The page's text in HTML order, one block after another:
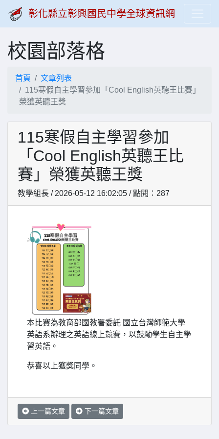
彰化縣立彰興國民中學全球資訊網
校園部落格
首頁
文章列表
115寒假自主學習參加「Cool English英聽王比賽」
榮獲英聽王獎
115寒假自主學習參加
「Cool English英聽王比
賽」榮獲英聽王獎
教學組長 / 2026-05-12 16:02:05 / 點閱：287
本比賽為教育部國教署委託 國立台灣師範大學
英語系辦理之英語線上競賽，以鼓勵學生自主學
習英語。
恭喜以上獲獎同學。
上一篇文章 下一篇文章